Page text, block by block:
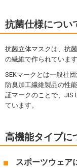
抗菌仕様につい
抗菌立体マスクは、抗
の繊維で作られています
SEKマークとは一般社
防臭加工繊維製品の性
証マークのことで、JIS
ています。
高機能タイプに
スポーツウェア